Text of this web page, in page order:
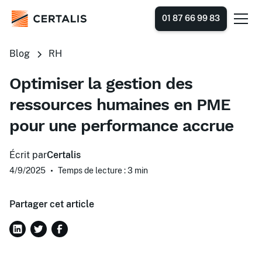
01 87 66 99 83
Blog RH
Optimiser la gestion des
ressources humaines en PME
pour une performance accrue
Écrit parCertalis
4/9/2025 • Temps de lecture : 3 min
Partager cet article